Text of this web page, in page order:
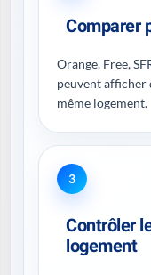
Comparer
Orange, Free,
peuvent afficher
même logement.
3
Contrôler
logement